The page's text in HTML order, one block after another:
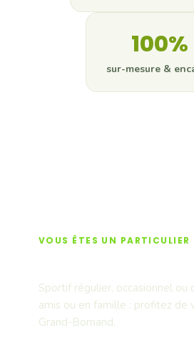
Contact
100%
sur-mesure &
VOUS ÊTES UN PARTICULIER
Sportif régulier, occasionnel ou
amis ou en famille : profitez de
Grand-Bornand.